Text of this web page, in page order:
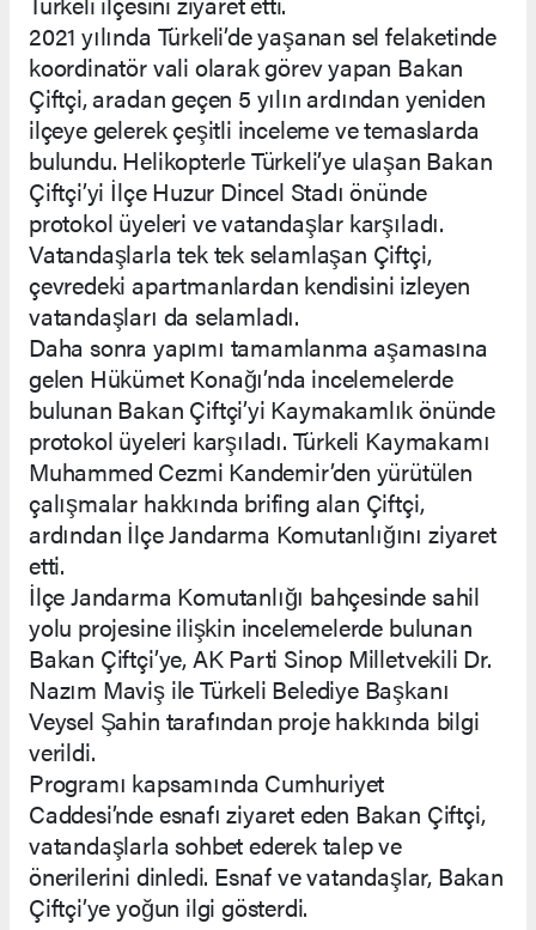
2021 yılında Türkeli’de yaşanan sel felaketinde
koordinatör vali olarak görev yapan Bakan
Çiftçi, aradan geçen 5 yılın ardından yeniden
ilçeye gelerek çeşitli inceleme ve temaslarda
bulundu. Helikopterle Türkeli’ye ulaşan Bakan
Çiftçi’yi İlçe Huzur Dincel Stadı önünde
protokol üyeleri ve vatandaşlar karşıladı.
Vatandaşlarla tek tek selamlaşan Çiftçi,
çevredeki apartmanlardan kendisini izleyen
vatandaşları da selamladı.
Daha sonra yapımı tamamlanma aşamasına
gelen Hükümet Konağı’nda incelemelerde
bulunan Bakan Çiftçi’yi Kaymakamlık önünde
protokol üyeleri karşıladı. Türkeli Kaymakamı
Muhammed Cezmi Kandemir’den yürütülen
çalışmalar hakkında brifing alan Çiftçi,
ardından İlçe Jandarma Komutanlığını ziyaret
etti.
İlçe Jandarma Komutanlığı bahçesinde sahil
yolu projesine ilişkin incelemelerde bulunan
Bakan Çiftçi’ye, AK Parti Sinop Milletvekili Dr.
Nazım Maviş ile Türkeli Belediye Başkanı
Veysel Şahin tarafından proje hakkında bilgi
verildi.
Programı kapsamında Cumhuriyet
Caddesi’nde esnafı ziyaret eden Bakan Çiftçi,
vatandaşlarla sohbet ederek talep ve
önerilerini dinledi. Esnaf ve vatandaşlar, Bakan
Çiftçi’ye yoğun ilgi gösterdi.